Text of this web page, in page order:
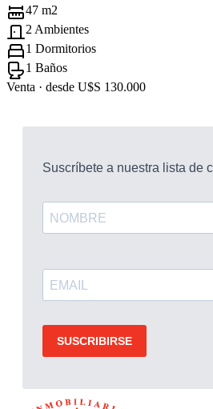
47 m2
2 Ambientes
1 Dormitorios
1 Baños
Venta · desde U$S 130.000